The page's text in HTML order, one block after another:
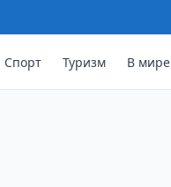
Спорт Туризм В мире